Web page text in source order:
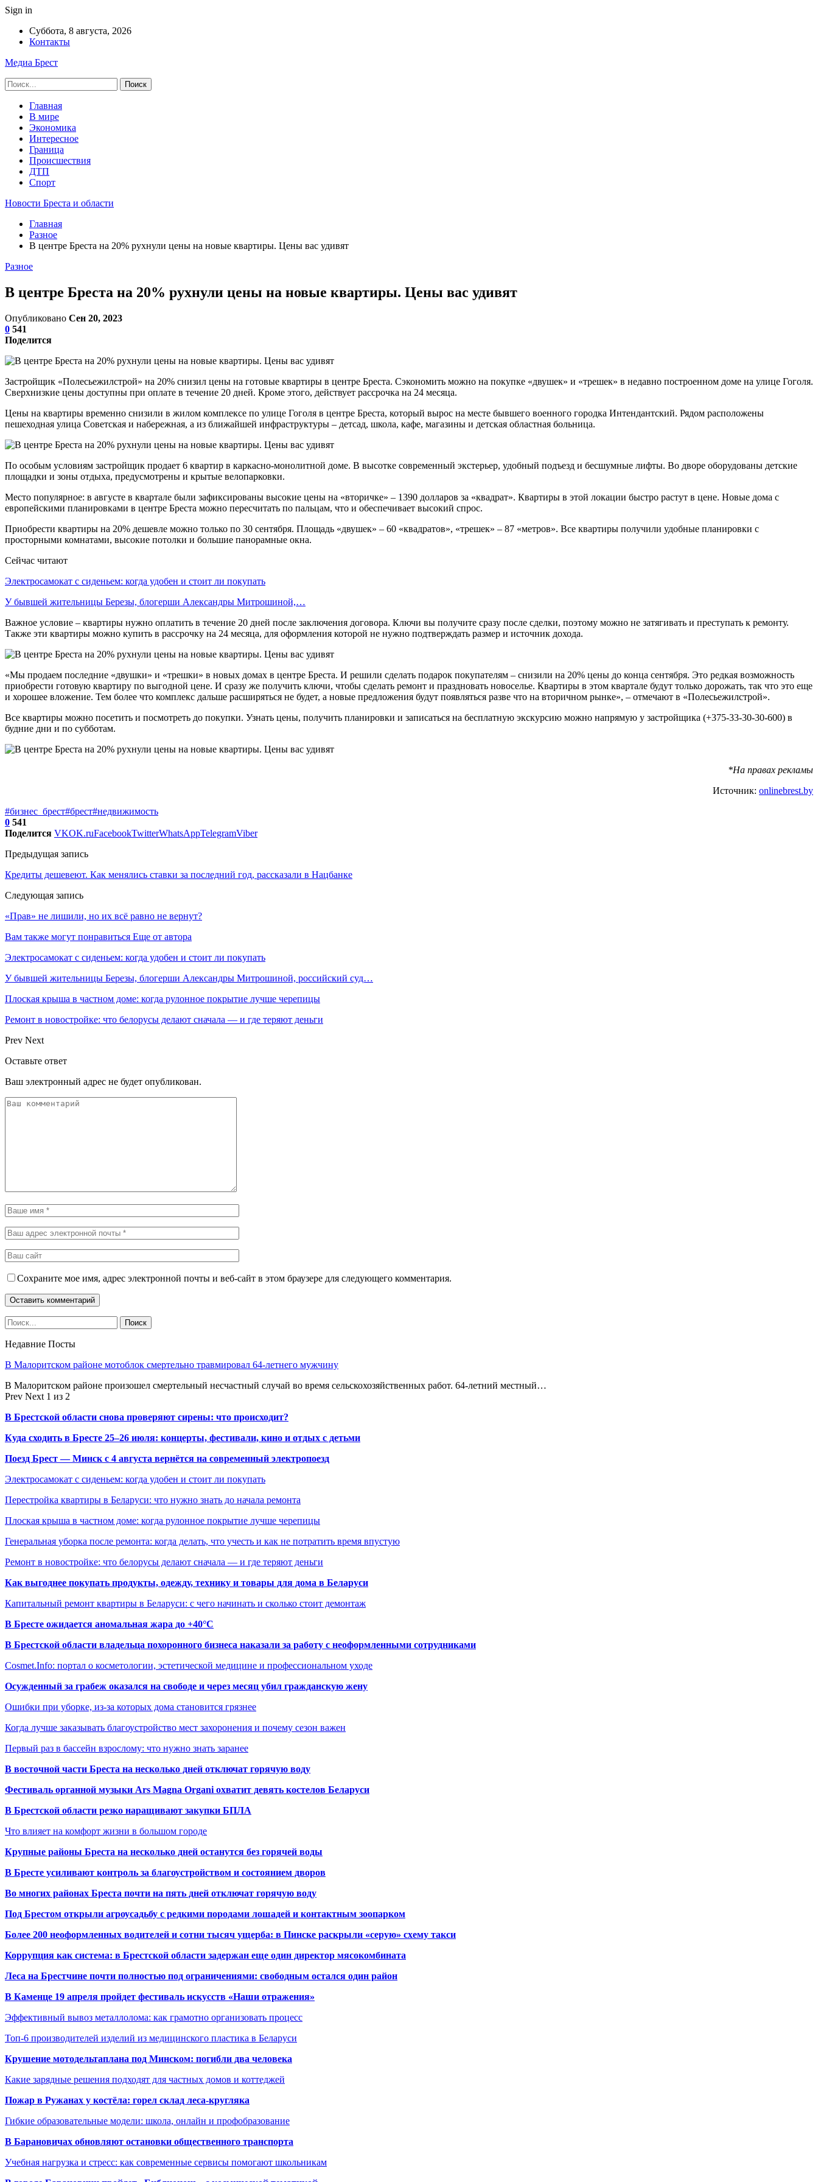
Sign in
Суббота, 8 августа, 2026
Контакты
Медиа Брест
Главная
В мире
Экономика
Интересное
Граница
Происшествия
ДТП
Спорт
Новости Бреста и области
Главная
Разное
В центре Бреста на 20% рухнули цены на новые квартиры. Цены вас удивят
Разное
В центре Бреста на 20% рухнули цены на новые квартиры. Цены вас удивят
Опубликовано Сен 20, 2023
0 541
Поделится
Застройщик «Полесьежилстрой» на 20% снизил цены на готовые квартиры в центре Бреста. Сэкономить можно на покупке «двушек» и «трешек» в недавно построенном доме на улице Гоголя.
Сверхнизкие цены доступны при оплате в течение 20 дней. Кроме этого, действует рассрочка на 24 месяца.
Цены на квартиры временно снизили в жилом комплексе по улице Гоголя в центре Бреста, который вырос на месте бывшего военного городка Интендантский. Рядом расположены
пешеходная улица Советская и набережная, а из ближайшей инфраструктуры – детсад, школа, кафе, магазины и детская областная больница.
По особым условиям застройщик продает 6 квартир в каркасно-монолитной доме. В высотке современный экстерьер, удобный подъезд и бесшумные лифты. Во дворе оборудованы детские
площадки и зоны отдыха, предусмотрены и крытые велопарковки.
Место популярное: в августе в квартале были зафиксированы высокие цены на «вторичке» – 1390 долларов за «квадрат». Квартиры в этой локации быстро растут в цене. Новые дома с
европейскими планировками в центре Бреста можно пересчитать по пальцам, что и обеспечивает высокий спрос.
Приобрести квартиры на 20% дешевле можно только по 30 сентября. Площадь «двушек» – 60 «квадратов», «трешек» – 87 «метров». Все квартиры получили удобные планировки с
просторными комнатами, высокие потолки и большие панорамные окна.
Сейчас читают
Электросамокат с сиденьем: когда удобен и стоит ли покупать
У бывшей жительницы Березы, блогерши Александры Митрошиной,…
Важное условие – квартиры нужно оплатить в течение 20 дней после заключения договора. Ключи вы получите сразу после сделки, поэтому можно не затягивать и преступать к ремонту.
Также эти квартиры можно купить в рассрочку на 24 месяца, для оформления которой не нужно подтверждать размер и источник дохода.
«Мы продаем последние «двушки» и «трешки» в новых домах в центре Бреста. И решили сделать подарок покупателям – снизили на 20% цены до конца сентября. Это редкая возможность
приобрести готовую квартиру по выгодной цене. И сразу же получить ключи, чтобы сделать ремонт и праздновать новоселье. Квартиры в этом квартале будут только дорожать, так что это еще
и хорошее вложение. Тем более что комплекс дальше расширяться не будет, а новые предложения будут появляться разве что на вторичном рынке», – отмечают в «Полесьежилстрой».
Все квартиры можно посетить и посмотреть до покупки. Узнать цены, получить планировки и записаться на бесплатную экскурсию можно напрямую у застройщика (+375-33-30-30-600) в
будние дни и по субботам.
*На правах рекламы
Источник: onlinebrest.by
#бизнес_брест#брест#недвижимость
0 541
Поделится VKOK.ruFacebookTwitterWhatsAppTelegramViber
Предыдущая запись
Кредиты дешевеют. Как менялись ставки за последний год, рассказали в Нацбанке
Следующая запись
«Прав» не лишили, но их всё равно не вернут?
Вам также могут понравиться Еще от автора
Электросамокат с сиденьем: когда удобен и стоит ли покупать
У бывшей жительницы Березы, блогерши Александры Митрошиной, российский суд…
Плоская крыша в частном доме: когда рулонное покрытие лучше черепицы
Ремонт в новостройке: что белорусы делают сначала — и где теряют деньги
Prev Next
Оставьте ответ
Ваш электронный адрес не будет опубликован.
Сохраните мое имя, адрес электронной почты и веб-сайт в этом браузере для следующего комментария.
Недавние Посты
В Малоритском районе мотоблок смертельно травмировал 64-летнего мужчину
В Малоритском районе произошел смертельный несчастный случай во время сельскохозяйственных работ. 64-летний местный…
Prev Next 1 из 2
В Брестской области снова проверяют сирены: что происходит?
Куда сходить в Бресте 25–26 июля: концерты, фестивали, кино и отдых с детьми
Поезд Брест — Минск с 4 августа вернётся на современный электропоезд
Электросамокат с сиденьем: когда удобен и стоит ли покупать
Перестройка квартиры в Беларуси: что нужно знать до начала ремонта
Плоская крыша в частном доме: когда рулонное покрытие лучше черепицы
Генеральная уборка после ремонта: когда делать, что учесть и как не потратить время впустую
Ремонт в новостройке: что белорусы делают сначала — и где теряют деньги
Как выгоднее покупать продукты, одежду, технику и товары для дома в Беларуси
Капитальный ремонт квартиры в Беларуси: с чего начинать и сколько стоит демонтаж
В Бресте ожидается аномальная жара до +40°C
В Брестской области владельца похоронного бизнеса наказали за работу с неоформленными сотрудниками
Cosmet.Info: портал о косметологии, эстетической медицине и профессиональном уходе
Осужденный за грабеж оказался на свободе и через месяц убил гражданскую жену
Ошибки при уборке, из-за которых дома становится грязнее
Когда лучше заказывать благоустройство мест захоронения и почему сезон важен
Первый раз в бассейн взрослому: что нужно знать заранее
В восточной части Бреста на несколько дней отключат горячую воду
Фестиваль органной музыки Ars Magna Organi охватит девять костелов Беларуси
В Брестской области резко наращивают закупки БПЛА
Что влияет на комфорт жизни в большом городе
Крупные районы Бреста на несколько дней останутся без горячей воды
В Бресте усиливают контроль за благоустройством и состоянием дворов
Во многих районах Бреста почти на пять дней отключат горячую воду
Под Брестом открыли агроусадьбу с редкими породами лошадей и контактным зоопарком
Более 200 неоформленных водителей и сотни тысяч ущерба: в Пинске раскрыли «серую» схему такси
Коррупция как система: в Брестской области задержан еще один директор мясокомбината
Леса на Брестчине почти полностью под ограничениями: свободным остался один район
В Каменце 19 апреля пройдет фестиваль искусств «Наши отражения»
Эффективный вывоз металлолома: как грамотно организовать процесс
Топ-6 производителей изделий из медицинского пластика в Беларуси
Крушение мотодельтаплана под Минском: погибли два человека
Какие зарядные решения подходят для частных домов и коттеджей
Пожар в Ружанах у костёла: горел склад леса-кругляка
Гибкие образовательные модели: школа, онлайн и профобразование
В Барановичах обновляют остановки общественного транспорта
Учебная нагрузка и стресс: как современные сервисы помогают школьникам